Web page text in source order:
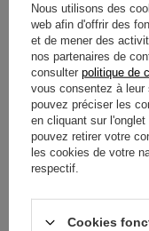
Thé Butterfly Pea -
Découvrez ses
Nous utilisons des
web afin d'offrir des
et de mener des
nos partenaires de
consulter politique de
vous consentez à leur
pouvez préciser les
en cliquant sur
pouvez retirer votre
les cookies de votre
respectif.
Cookies